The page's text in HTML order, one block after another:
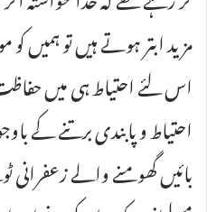
مزید ابتر ہوتے ہیں تو ہمیں
اس لئے احتیاط ہی میں
احتیاط و پابندی برتنے کے
بائیں گھومنے والے زعفرانی